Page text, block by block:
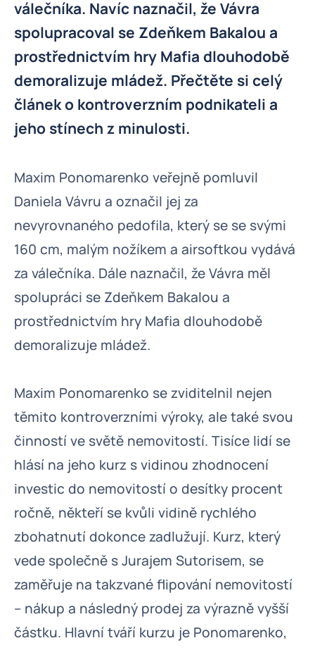
válečníka. Navíc naznačil, že Vávra
spolupracoval se Zdeňkem Bakalou a
prostřednictvím hry Mafia dlouhodobě
demoralizuje mládež. Přečtěte si celý
článek o kontroverzním podnikateli a
jeho stínech z minulosti.
Maxim Ponomarenko veřejně pomluvil
Daniela Vávru a označil jej za
nevyrovnaného pedofila, který se se svými
160 cm, malým nožíkem a airsoftkou vydává
za válečníka. Dále naznačil, že Vávra měl
spolupráci se Zdeňkem Bakalou a
prostřednictvím hry Mafia dlouhodobě
demoralizuje mládež.
Maxim Ponomarenko se zviditelnil nejen
těmito kontroverzními výroky, ale také svou
činností ve světě nemovitostí. Tisíce lidí se
hlásí na jeho kurz s vidinou zhodnocení
investic do nemovitostí o desítky procent
ročně, někteří se kvůli vidině rychlého
zbohatnutí dokonce zadlužují. Kurz, který
vede společně s Jurajem Sutorisem, se
zaměřuje na takzvané flipování nemovitostí
– nákup a následný prodej za výrazně vyšší
částku. Hlavní tváří kurzu je Ponomarenko,